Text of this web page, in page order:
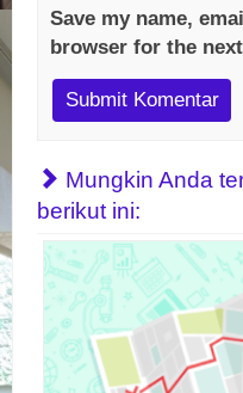
Save my name,
browser for the
Mungkin Anda
berikut ini: